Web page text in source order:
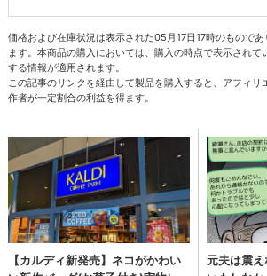
価格および在庫状況は表示された05月17日17時のもので
ます。本商品の購入においては、購入の時点で表示されて
する情報が適用されます。
この記事のリンクを経由して製品を購入すると、アフィリ
作者が一定割合の利益を得ます。